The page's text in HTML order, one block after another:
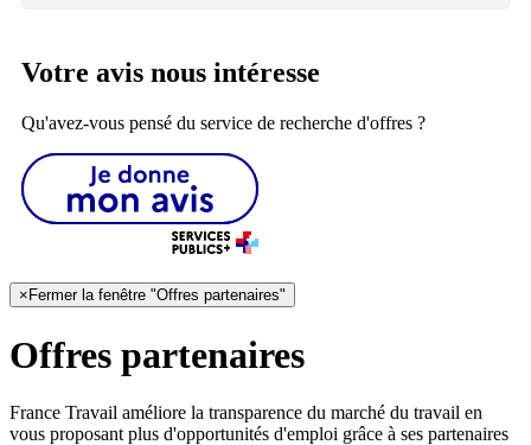
Votre avis nous intéresse
Qu'avez-vous pensé du service de recherche d'offres ?
× Fermer la fenêtre "Offres partenaires"
Offres partenaires
France Travail améliore la transparence du marché du travail en
vous proposant plus d'opportunités d'emploi grâce à ses partenaires